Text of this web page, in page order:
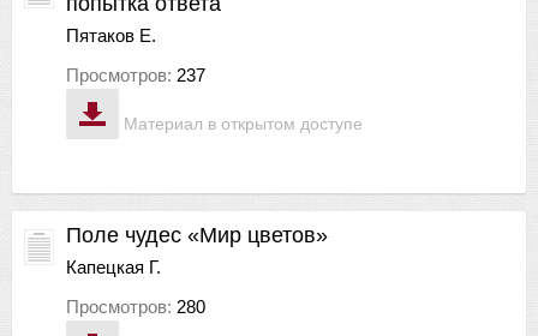
Материал в открытом доступе
Пятаков Е.
Просмотров: 237
Поле чудес «Мир цветов»
Капецкая Г.
Просмотров: 280